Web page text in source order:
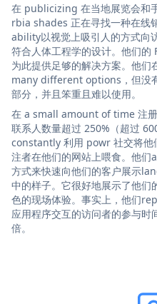
在 publicizing 在当地展览会和
rbia shades 正在寻找一种在
ability以视觉上吸引人的方式向
符合人体工程学的设计。他们
为此提供足够的解决方案。他
many different options，但没
部分，并且笨重且难以使用。
在 a small amount of time 注
联系人数量超过 250%（超过
constantly 利用 powr 社交将他
注者在他们的网站上喂食。他
方式来快速向他们的客户展示
中的样子。它很好地展示了他们
色的现场体验。事实上，他们
应用程序交互的访问者的参与
倍。